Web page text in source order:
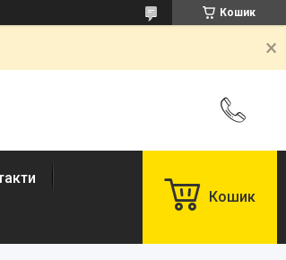
Кошик
Кошик